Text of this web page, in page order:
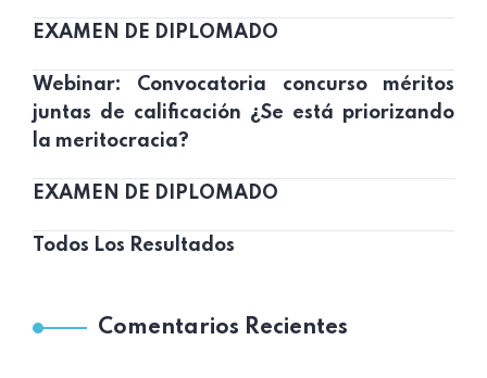
EXAMEN DE DIPLOMADO
Webinar: Convocatoria concurso méritos
juntas de calificación ¿Se está priorizando
la meritocracia?
EXAMEN DE DIPLOMADO
Todos Los Resultados
Comentarios Recientes